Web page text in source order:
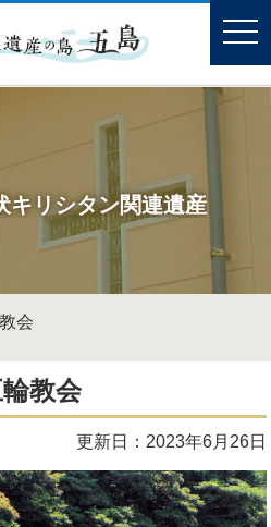
キリシタン関連遺産
会
教会
更新日：2023年6月26日